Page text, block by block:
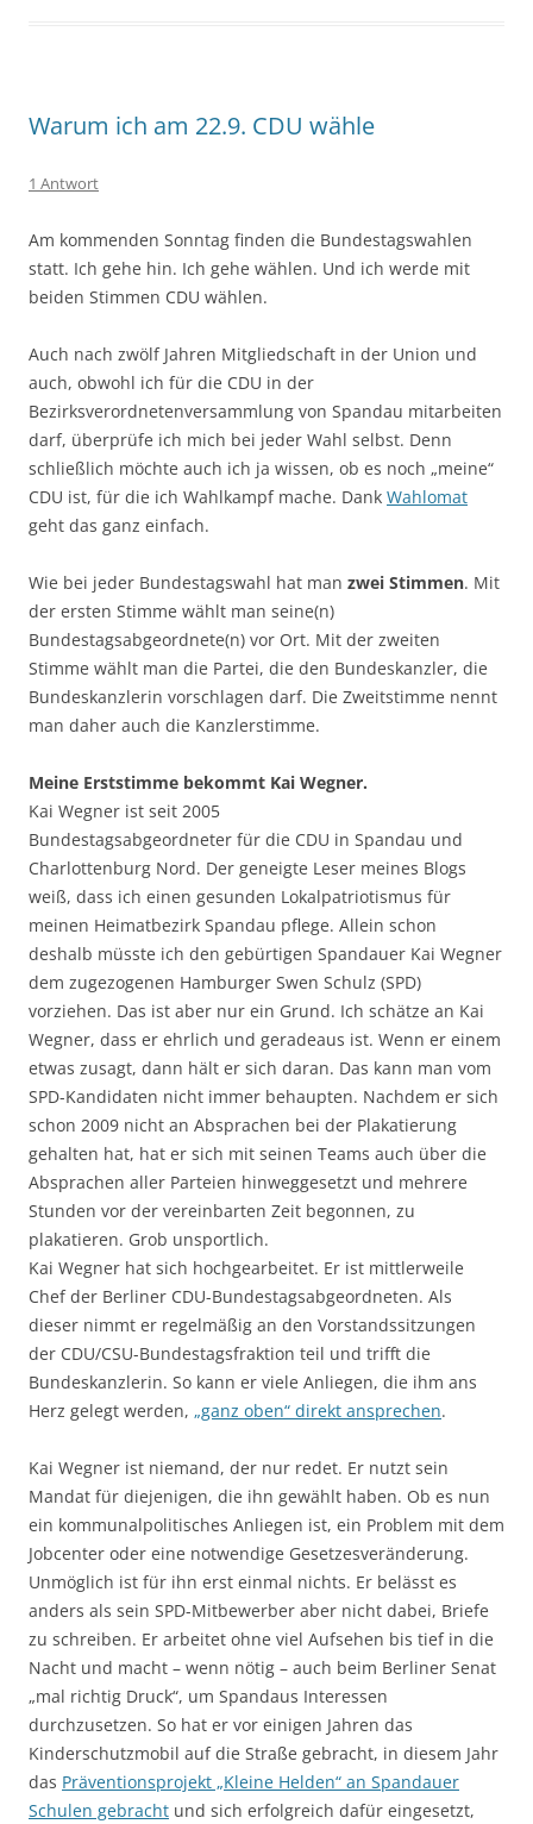
Warum ich am 22.9. CDU wähle
1 Antwort
Am kommenden Sonntag finden die Bundestagswahlen
statt. Ich gehe hin. Ich gehe wählen. Und ich werde mit
beiden Stimmen CDU wählen.
Auch nach zwölf Jahren Mitgliedschaft in der Union und
auch, obwohl ich für die CDU in der
Bezirksverordnetenversammlung von Spandau mitarbeiten
darf, überprüfe ich mich bei jeder Wahl selbst. Denn
schließlich möchte auch ich ja wissen, ob es noch „meine“
CDU ist, für die ich Wahlkampf mache. Dank Wahlomat
geht das ganz einfach.
Wie bei jeder Bundestagswahl hat man zwei Stimmen. Mit
der ersten Stimme wählt man seine(n)
Bundestagsabgeordnete(n) vor Ort. Mit der zweiten
Stimme wählt man die Partei, die den Bundeskanzler, die
Bundeskanzlerin vorschlagen darf. Die Zweitstimme nennt
man daher auch die Kanzlerstimme.
Meine Erststimme bekommt Kai Wegner.
Kai Wegner ist seit 2005
Bundestagsabgeordneter für die CDU in Spandau und
Charlottenburg Nord. Der geneigte Leser meines Blogs
weiß, dass ich einen gesunden Lokalpatriotismus für
meinen Heimatbezirk Spandau pflege. Allein schon
deshalb müsste ich den gebürtigen Spandauer Kai Wegner
dem zugezogenen Hamburger Swen Schulz (SPD)
vorziehen. Das ist aber nur ein Grund. Ich schätze an Kai
Wegner, dass er ehrlich und geradeaus ist. Wenn er einem
etwas zusagt, dann hält er sich daran. Das kann man vom
SPD-Kandidaten nicht immer behaupten. Nachdem er sich
schon 2009 nicht an Absprachen bei der Plakatierung
gehalten hat, hat er sich mit seinen Teams auch über die
Absprachen aller Parteien hinweggesetzt und mehrere
Stunden vor der vereinbarten Zeit begonnen, zu
plakatieren. Grob unsportlich.
Kai Wegner hat sich hochgearbeitet. Er ist mittlerweile
Chef der Berliner CDU-Bundestagsabgeordneten. Als
dieser nimmt er regelmäßig an den Vorstandssitzungen
der CDU/CSU-Bundestagsfraktion teil und trifft die
Bundeskanzlerin. So kann er viele Anliegen, die ihm ans
Herz gelegt werden, „ganz oben“ direkt ansprechen.
Kai Wegner ist niemand, der nur redet. Er nutzt sein
Mandat für diejenigen, die ihn gewählt haben. Ob es nun
ein kommunalpolitisches Anliegen ist, ein Problem mit dem
Jobcenter oder eine notwendige Gesetzesveränderung.
Unmöglich ist für ihn erst einmal nichts. Er belässt es
anders als sein SPD-Mitbewerber aber nicht dabei, Briefe
zu schreiben. Er arbeitet ohne viel Aufsehen bis tief in die
Nacht und macht – wenn nötig – auch beim Berliner Senat
„mal richtig Druck“, um Spandaus Interessen
durchzusetzen. So hat er vor einigen Jahren das
Kinderschutzmobil auf die Straße gebracht, in diesem Jahr
das Präventionsprojekt „Kleine Helden“ an Spandauer
Schulen gebracht und sich erfolgreich dafür eingesetzt,